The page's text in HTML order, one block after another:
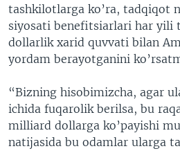
tashkilotlarga ko’ra, tadqiqot
siyosati benefitsiarlari har yili
dollarlik xarid quvvati bilan
yordam berayotganini
“Bizning hisobimizcha, agar
ichida fuqarolik berilsa, bu
milliard dollarga ko’payishi
natijasida bu odamlar ularga